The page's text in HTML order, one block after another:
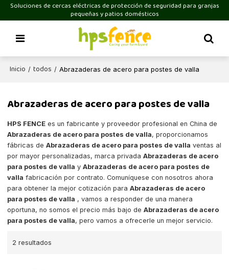
Soluciones de cercas eléctricas de protección de seguridad para granjas
pequeñas y patios domésticos
Inicio / todos / Abrazaderas de acero para postes de valla
Abrazaderas de acero para postes de valla
HPS FENCE es un fabricante y proveedor profesional en China de
Abrazaderas de acero para postes de valla, proporcionamos
fábricas deAbrazaderas de acero para postes de valla ventas al
por mayor personalizadas, marca privadaAbrazaderas de acero
para postes de valla yAbrazaderas de acero para postes de
valla fabricación por contrato. Comuníquese con nosotros ahora
para obtener la mejor cotización paraAbrazaderas de acero
para postes de valla , vamos a responder de una manera
oportuna, no somos el precio más bajo deAbrazaderas de acero
para postes de valla, pero vamos a ofrecerle un mejor servicio.
2 resultados